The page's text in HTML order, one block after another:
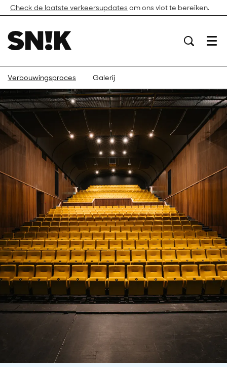
Check de laatste verkeersupdates om ons vlot te bereiken.
Menu
Verbouwingsproces Galerij